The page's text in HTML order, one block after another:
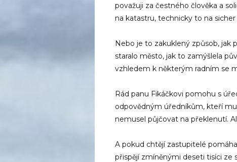
považuji za čestného člověka a
na katastru, technicky to na
Nebo je to zakuklený způsob, jak
staralo město, jak to zamýšlela
vzhledem k některým radním se
Rád panu Fikáčkovi pomohu s
odpovědným úředníkům, kteří
nemusel půjčovat na překlenutí.
A pokud chtějí zastupitelé
přispějí zmíněnými deseti tisíci